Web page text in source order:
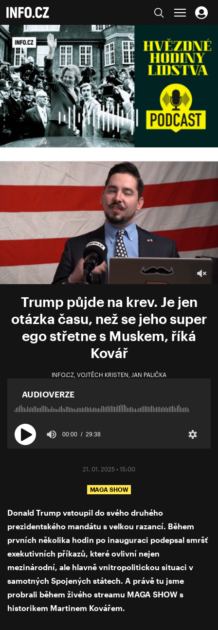
Trump půjde na krev. Je jen
otázka času, než se jeho super
ego střetne s Muskem, říká
Kovář
INFO.CZ VOJTĚCH KRISTEN JAN PALIČKA
AUDIOVERZE
00:00 29:38
21. 01. 2025 • 15:00
MAGA SHOW
Donald Trump vstoupil do svého druhého
prezidentského mandátu s velkou razancí. Během
prvních několika hodin po inauguraci podepsal smršť
exekutivních příkazů, které ovlivní nejen
mezinárodní, ale hlavně vnitropolitickou situaci v
samotných Spojených státech. A právě tu jsme
probrali během živého streamu MAGA SHOW s
historikem Martinem Kovářem.